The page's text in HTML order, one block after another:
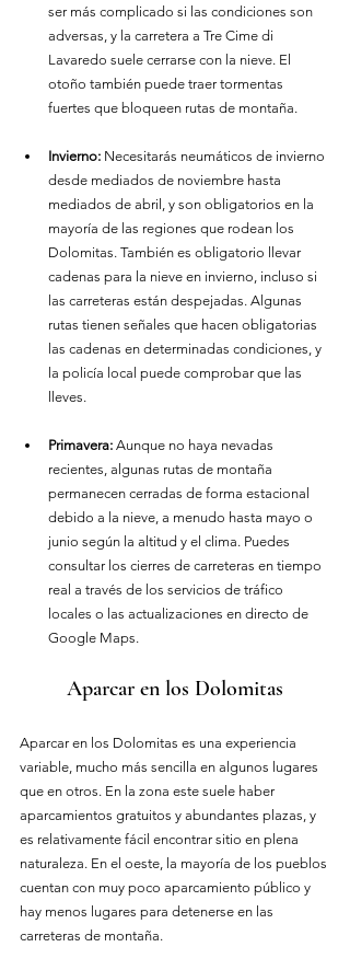
ser más complicado si las condiciones son
adversas, y la carretera a Tre Cime di
Lavaredo suele cerrarse con la nieve. El
otoño también puede traer tormentas
fuertes que bloqueen rutas de montaña.
Invierno: Necesitarás neumáticos de invierno
desde mediados de noviembre hasta
mediados de abril, y son obligatorios en la
mayoría de las regiones que rodean los
Dolomitas. También es obligatorio llevar
cadenas para la nieve en invierno, incluso si
las carreteras están despejadas. Algunas
rutas tienen señales que hacen obligatorias
las cadenas en determinadas condiciones, y
la policía local puede comprobar que las
lleves.
Primavera: Aunque no haya nevadas
recientes, algunas rutas de montaña
permanecen cerradas de forma estacional
debido a la nieve, a menudo hasta mayo o
junio según la altitud y el clima. Puedes
consultar los cierres de carreteras en tiempo
real a través de los servicios de tráfico
locales o las actualizaciones en directo de
Google Maps.
Aparcar en los Dolomitas
Aparcar en los Dolomitas es una experiencia
variable, mucho más sencilla en algunos lugares
que en otros. En la zona este suele haber
aparcamientos gratuitos y abundantes plazas, y
es relativamente fácil encontrar sitio en plena
naturaleza. En el oeste, la mayoría de los pueblos
cuentan con muy poco aparcamiento público y
hay menos lugares para detenerse en las
carreteras de montaña.